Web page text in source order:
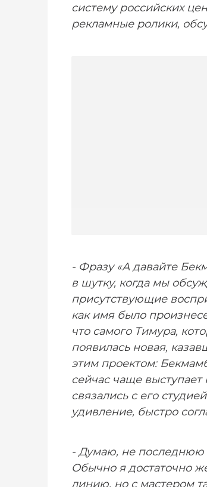
систему российских
рекламные ролики,
- Фразу «А давайте
в шутку, когда мы
присутствующие
как имя было
что самого Тимура,
появилась новая,
этим проектом:
сейчас чаще
связались с его
удивление, быстро
- Думаю, не последнюю
Обычно я достаточно
линию, но с мастером